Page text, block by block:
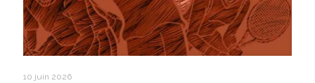
10 juin 2026